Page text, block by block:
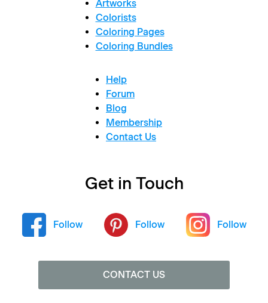
Artworks
Colorists
Coloring Pages
Coloring Bundles
Help
Forum
Blog
Membership
Contact Us
Get in Touch
Follow Follow Follow
CONTACT US